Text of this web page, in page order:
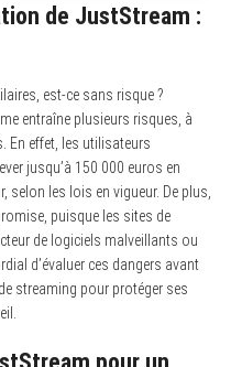
de JustStream :
est-ce sans risque ?
entraîne plusieurs risques, à
En effet, les utilisateurs
jusqu’à 150 000 euros en
selon les lois en vigueur. De plus,
puisque les sites de
de logiciels malveillants ou
d’évaluer ces dangers avant
streaming pour protéger ses